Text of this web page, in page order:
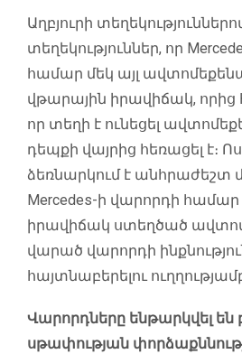
Աղբյուրի
տեղեկություններ, որ
համար մեկ այլ
վթարային իրավիճակ, որից
որ տեղի է ունեցել
դեպքի վայրից հեռացել է։
ձեռնարկում է անհրաժեշտ
Mercedes-ի վարորդի
իրավիճակ ստեղծած
վարած վարորդի
հայտնաբերելու
Վարորդները ենթարկվել
սթափության